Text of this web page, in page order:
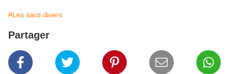
#Les sacs divers
Partager